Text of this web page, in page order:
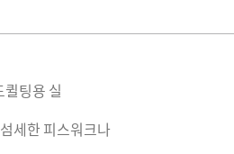
퀼팅용 실
세한 피스워크나